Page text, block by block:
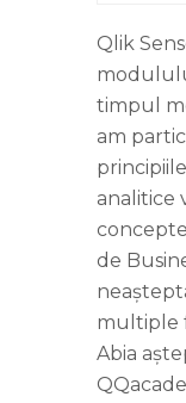
Qlik
timpul
am
analitice
de
multiple
Abia